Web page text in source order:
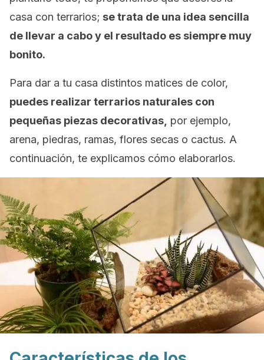
casa con terrarios; se trata de una idea sencilla
de llevar a cabo y el resultado es siempre muy
bonito.
Para dar a tu casa distintos matices de color,
puedes realizar terrarios naturales con
pequeñas piezas decorativas, por ejemplo,
arena, piedras, ramas, flores secas o cactus. A
continuación, te explicamos cómo elaborarlos.